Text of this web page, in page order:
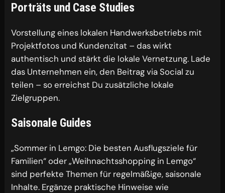
Porträts und Case Studies
Vorstellung eines lokalen Handwerksbetriebs mit
Projektfotos und Kundenzitat – das wirkt
authentisch und stärkt die lokale Vernetzung. Lade
das Unternehmen ein, den Beitrag via Social zu
teilen – so erreichst Du zusätzliche lokale
Zielgruppen.
Saisonale Guides
„Sommer in Lemgo: Die besten Ausflugsziele für
Familien“ oder „Weihnachtsshopping in Lemgo“
sind perfekte Themen für regelmäßige, saisonale
Inhalte. Ergänze praktische Hinweise wie